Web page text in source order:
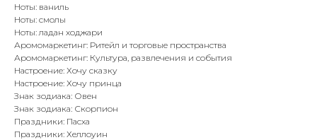
Ноты: ваниль
Ноты: смолы
Ноты: ладан ходжари
Аромомаркетинг: Ритейл и торговые пространства
Аромомаркетинг: Культура, развлечения и события
Настроение: Хочу сказку
Настроение: Хочу принца
Знак зодиака: Овен
Знак зодиака: Скорпион
Праздники: Пасха
Праздники: Хеллоуин